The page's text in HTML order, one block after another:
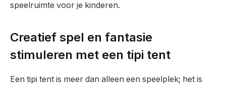
speelruimte voor je kinderen.
Creatief spel en fantasie
stimuleren met een tipi tent
Een tipi tent is meer dan alleen een speelplek; het is